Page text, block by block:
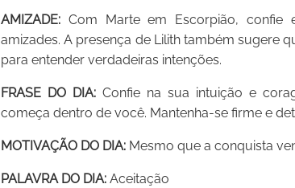
AMIZADE: Com Marte em Escorpião, confie
amizades. A presença de Lilith também sugere
para entender verdadeiras intenções.
FRASE DO DIA: Confie na sua intuição e
começa dentro de você. Mantenha-se firme e
MOTIVAÇÃO DO DIA: Mesmo que a conquista
PALAVRA DO DIA: Aceitação